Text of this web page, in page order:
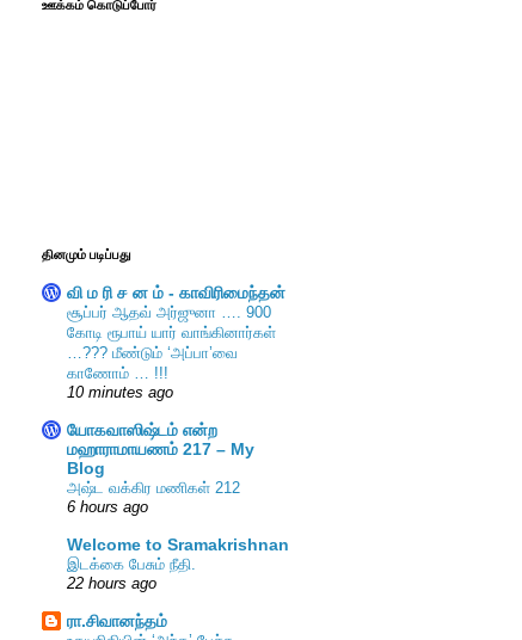
ஊக்கம் கொடுப்போர்
தினமும் படிப்பது
வி ம ரி ச ன ம் - காவிரிமைந்தன்
சூப்பர் ஆதவ் அர்ஜுனா …. 900
கோடி ரூபாய் யார் வாங்கினார்கள்
…??? மீண்டும் ‘அப்பா’வை
காணோம் … !!!
10 minutes ago
யோகவாஸிஷ்டம் என்ற
மஹாராமாயணம் 217 – My
Blog
அஷ்ட வக்கிர மணிகள் 212
6 hours ago
Welcome to Sramakrishnan
இடக்கை பேசும் நீதி.
22 hours ago
ரா.சிவானந்தம்